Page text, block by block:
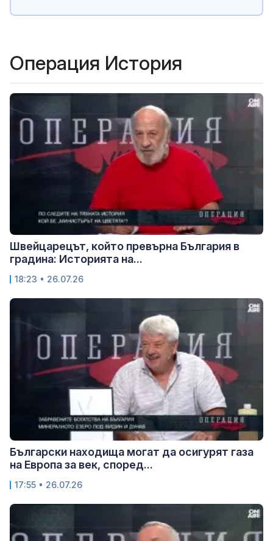
Операция История
Швейцарецът, който превърна България в
градина: Историята на...
18:23 • 26.07.26
Български находища могат да осигурят газа
на Европа за век, според...
17:55 • 26.07.26